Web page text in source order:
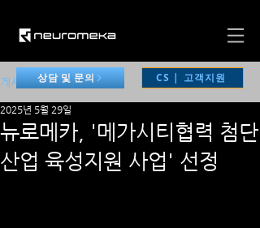
상담 및 문의 CS | 고객지원
게시물
뉴로메카, '메가시티협력 첨단
산업 육성지원 사업' 선정
2025년 5월 29일